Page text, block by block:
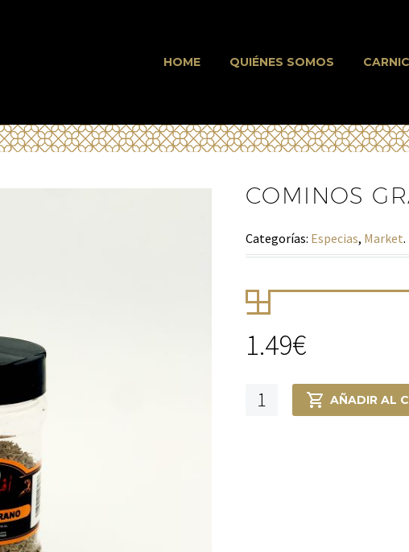
HOME QUIÉNES SOMOS
COMINOS
Categorías: Especias, Market.
1.49€
Cominos
AÑADIR AL